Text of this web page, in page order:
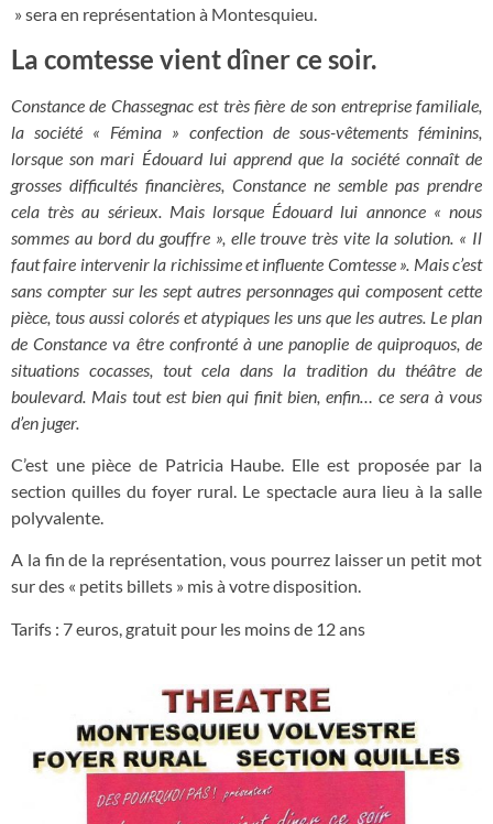
» sera en représentation à Montesquieu.
La comtesse vient dîner ce soir.
Constance de Chassegnac est très fière de son entreprise familiale,
la société « Fémina » confection de sous-vêtements féminins,
lorsque son mari Édouard lui apprend que la société connaît de
grosses difficultés financières, Constance ne semble pas prendre
cela très au sérieux. Mais lorsque Édouard lui annonce « nous
sommes au bord du gouffre », elle trouve très vite la solution. « Il
faut faire intervenir la richissime et influente Comtesse ». Mais c’est
sans compter sur les sept autres personnages qui composent cette
pièce, tous aussi colorés et atypiques les uns que les autres. Le plan
de Constance va être confronté à une panoplie de quiproquos, de
situations cocasses, tout cela dans la tradition du théâtre de
boulevard. Mais tout est bien qui finit bien, enfin… ce sera à vous
d’en juger.
C’est une pièce de Patricia Haube. Elle est proposée par la
section quilles du foyer rural. Le spectacle aura lieu à la salle
polyvalente.
A la fin de la représentation, vous pourrez laisser un petit mot
sur des « petits billets » mis à votre disposition.
Tarifs : 7 euros, gratuit pour les moins de 12 ans